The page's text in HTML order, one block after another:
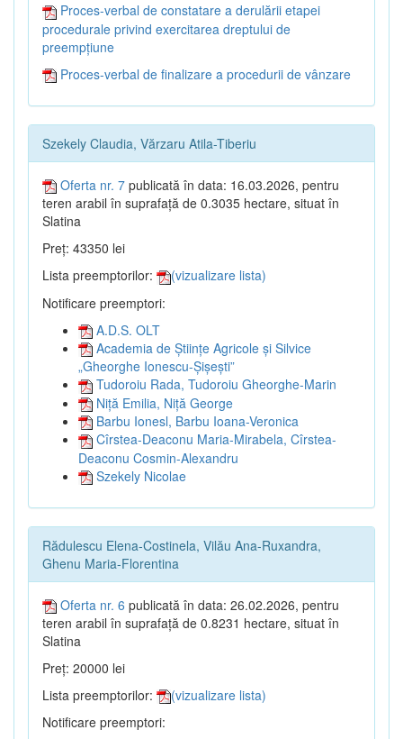
Proces-verbal de constatare a derulării etapei
procedurale privind exercitarea dreptului de
preempțiune
Proces-verbal de finalizare a procedurii de vânzare
Szekely Claudia, Vărzaru Atila-Tiberiu
Oferta nr. 7 publicată în data: 16.03.2026, pentru
teren arabil în suprafață de 0.3035 hectare, situat în
Slatina
Preț: 43350 lei
Lista preemptorilor:
(vizualizare lista)
Notificare preemptori:
A.D.S. OLT
Academia de Științe Agricole și Silvice
„Gheorghe Ionescu-Șișești”
Tudoroiu Rada, Tudoroiu Gheorghe-Marin
Niță Emilia, Niță George
Barbu Ionesl, Barbu Ioana-Veronica
Cîrstea-Deaconu Maria-Mirabela, Cîrstea-
Deaconu Cosmin-Alexandru
Szekely Nicolae
Rădulescu Elena-Costinela, Vilău Ana-Ruxandra,
Ghenu Maria-Florentina
Oferta nr. 6 publicată în data: 26.02.2026, pentru
teren arabil în suprafață de 0.8231 hectare, situat în
Slatina
Preț: 20000 lei
Lista preemptorilor:
(vizualizare lista)
Notificare preemptori: